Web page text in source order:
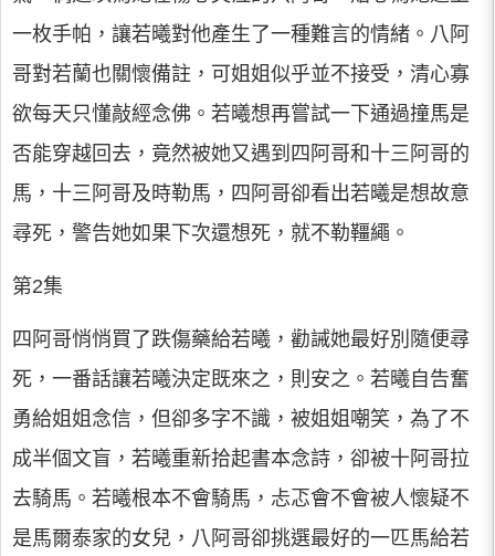
一枚手帕，讓若曦對他產生了一種難言的情緒。八阿
哥對若蘭也關懷備註，可姐姐似乎並不接受，清心寡
欲每天只懂敲經念佛。若曦想再嘗試一下通過撞馬是
否能穿越回去，竟然被她又遇到四阿哥和十三阿哥的
馬，十三阿哥及時勒馬，四阿哥卻看出若曦是想故意
尋死，警告她如果下次還想死，就不勒韁繩。
第2集
四阿哥悄悄買了跌傷藥給若曦，勸誡她最好別隨便尋
死，一番話讓若曦決定既來之，則安之。若曦自告奮
勇給姐姐念信，但卻多字不識，被姐姐嘲笑，為了不
成半個文盲，若曦重新拾起書本念詩，卻被十阿哥拉
去騎馬。若曦根本不會騎馬，忐忑會不會被人懷疑不
是馬爾泰家的女兒，八阿哥卻挑選最好的一匹馬給若